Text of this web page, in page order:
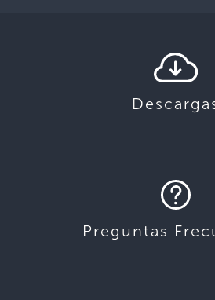
Preguntas